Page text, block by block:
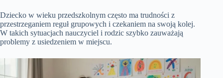
Dziecko w wieku przedszkolnym często ma trudności z
przestrzeganiem reguł grupowych i czekaniem na swoją kolej.
W takich sytuacjach nauczyciel i rodzic szybko zauważają
problemy z usiedzeniem w miejscu.